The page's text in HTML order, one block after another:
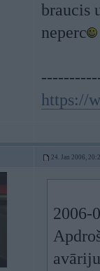
braucis
neperc
https://
24. Jan 2006,
2006-